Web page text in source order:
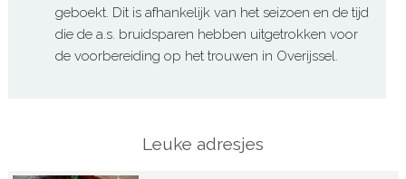
geboekt. Dit is afhankelijk van het seizoen en de tijd
die de a.s. bruidsparen hebben uitgetrokken voor
de voorbereiding op het trouwen in Overijssel.
Leuke adresjes